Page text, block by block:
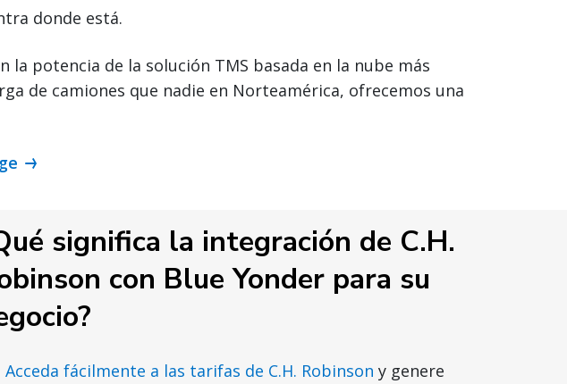
donde está.
potencia de la solución TMS basada en la nube más
de camiones que nadie en Norteamérica, ofrecemos una
significa la integración de C.H.
con Blue Yonder para su
Acceda fácilmente a las tarifas de C.H. Robinson y genere